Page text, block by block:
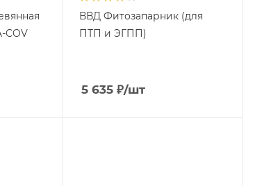
COV
ВВД Фитозапарник (для
ПТП и ЭГПП)
5 635 ₽/шт